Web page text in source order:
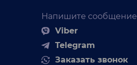
Напишите сообщение
Viber
Telegram
Заказать звонок